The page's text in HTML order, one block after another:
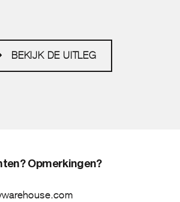
BEKIJK DE UITLEG
Opmerkingen?